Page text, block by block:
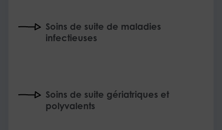
Soins de suite de maladies
infectieuses
Soins de suite gériatriques et
polyvalents